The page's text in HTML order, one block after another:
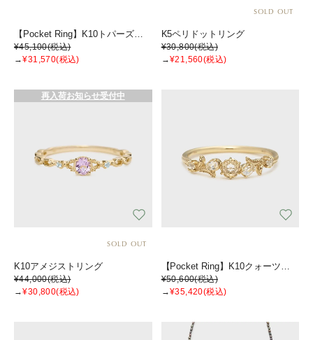
【Pocket Ring】K10トパーズ／ダイヤモンドリング
¥45,100(税込)
→¥31,570(税込)
SOLD OUT
K5ペリドットリング
¥30,800(税込)
→¥21,560(税込)
再入荷お知らせ受付中
SOLD OUT
K10アメジストリング
¥44,000(税込)
→¥30,800(税込)
【Pocket Ring】K10クォーツリング
¥50,600(税込)
→¥35,420(税込)